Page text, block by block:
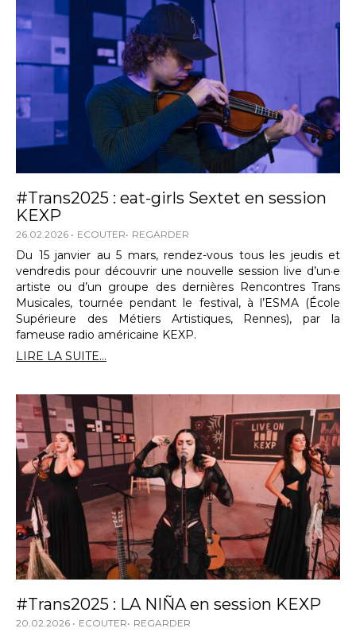
#Trans2025 : eat-girls Sextet en session
KEXP
26.02.2026 ECOUTER REGARDER
Du 15 janvier au 5 mars, rendez-vous tous les jeudis et
vendredis pour découvrir une nouvelle session live d’un·e
artiste ou d’un groupe des dernières Rencontres Trans
Musicales, tournée pendant le festival, à l’ESMA (École
Supérieure des Métiers Artistiques, Rennes), par la
fameuse radio américaine KEXP.
LIRE LA SUITE...
#Trans2025 : LA NIÑA en session KEXP
20.02.2026 ECOUTER REGARDER